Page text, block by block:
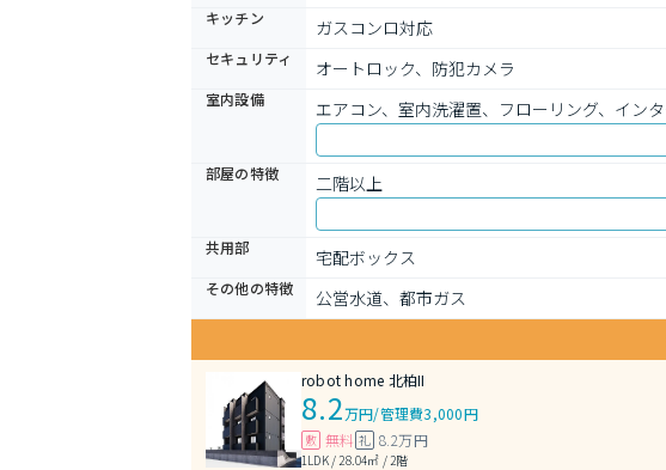
キッチン ガスコンロ対応
セキュリティ オートロック、防犯カメラ
室内設備 エアコン、室内洗濯置、フローリング、イン
部屋の特徴
二階以上
共用部
宅配ボックス
その他の特徴
公営水道、都市ガス
robot home 北柏II
8.2万円/管理費3,000円
敷 無料 礼 8.2万円
1LDK / 28.04㎡ / 2階